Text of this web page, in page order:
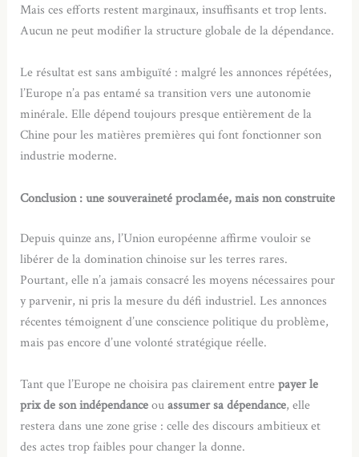
Mais ces efforts restent marginaux, insuffisants et trop lents.
Aucun ne peut modifier la structure globale de la dépendance.
Le résultat est sans ambiguïté : malgré les annonces répétées,
l’Europe n’a pas entamé sa transition vers une autonomie
minérale. Elle dépend toujours presque entièrement de la
Chine pour les matières premières qui font fonctionner son
industrie moderne.
Conclusion : une souveraineté proclamée, mais non construite
Depuis quinze ans, l’Union européenne affirme vouloir se
libérer de la domination chinoise sur les terres rares.
Pourtant, elle n’a jamais consacré les moyens nécessaires pour
y parvenir, ni pris la mesure du défi industriel. Les annonces
récentes témoignent d’une conscience politique du problème,
mais pas encore d’une volonté stratégique réelle.
Tant que l’Europe ne choisira pas clairement entrepayer le
prix de son indépendanceouassumer sa dépendance, elle
restera dans une zone grise : celle des discours ambitieux et
des actes trop faibles pour changer la donne.